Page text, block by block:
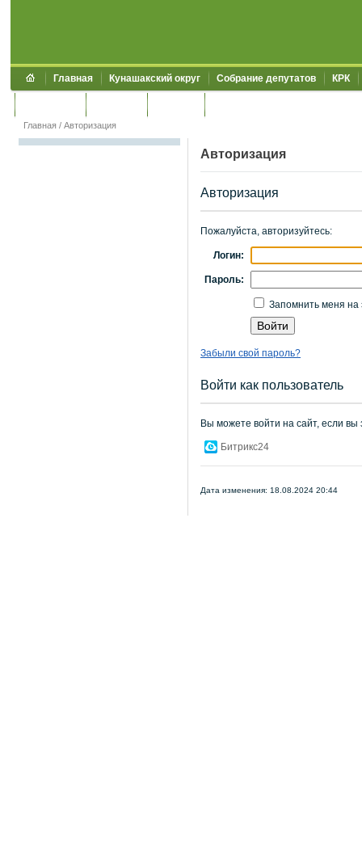
Главная Кунашакский округ Собрание депутатов КРК
Главная / Авторизация
Авторизация
Авторизация
Пожалуйста, авторизуйтесь:
Логин:
Пароль:
Запомнить меня на
Забыли свой пароль?
Войти как пользователь
Вы можете войти на сайт, если вы
Битрикс24
Дата изменения: 18.08.2024 20:44